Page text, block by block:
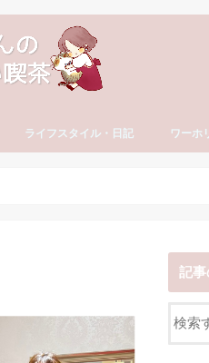
ライフスタイル・日記 ワーホ
記事